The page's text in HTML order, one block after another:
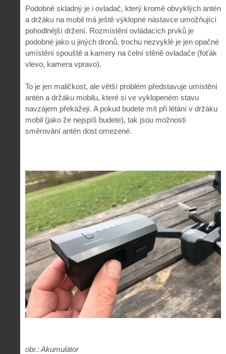
Podobně skladný je i ovladač, který kromě obvyklých antén
a držáku na mobil má ještě výklopné nástavce umožňující
pohodlnější držení. Rozmístění ovládacích prvků je
podobné jako u jiných dronů, trochu nezvyklé je jen opačné
umístění spouště a kamery na čelní stěně ovladače (foťák
vlevo, kamera vpravo).
To je jen maličkost, ale větší problém představuje umístění
antén a držáku mobilu, které si ve vyklopeném stavu
navzájem překážejí. A pokud budete mít při létání v držáku
mobil (jako že nejspíš budete), tak jsou možnosti
směrování antén dost omezené.
obr.: Akumulátor